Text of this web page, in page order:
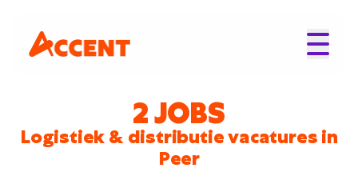
2 JOBS
Logistiek & distributie vacatures in
Peer